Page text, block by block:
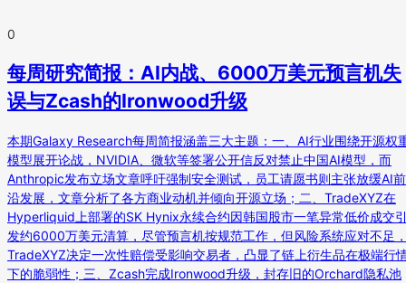
0
每周研究简报：AI内战、6000万美元预言机失
误与Zcash的Ironwood升级
本期Galaxy Research每周简报涵盖三大主题：一、AI行业围绕开源权
模型展开论战，NVIDIA、微软等签署公开信反对禁止中国AI模型，而
Anthropic发布立场文章呼吁强制安全测试，员工请愿书则主张放缓AI前
沿发展，文章分析了各方商业动机并倾向开源立场；二、TradeXYZ在
Hyperliquid上部署的SK Hynix永续合约因韩国股市一笔异常低价成交
发约6000万美元清算，尽管预言机按规范工作，但风险系统应对不足
TradeXYZ决定一次性赔偿受影响交易者，凸显了链上衍生品在极端行
下的脆弱性；三、Zcash完成Ironwood升级，封存旧的Orchard隐私池